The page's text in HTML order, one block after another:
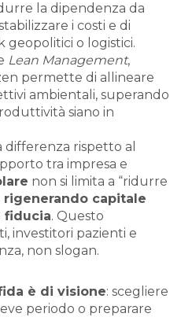
la dipendenza da
i costi e di
geopolitici o logistici.
Lean Management,
permette di allineare
ambientali, superando
siano in
differenza rispetto al
tra impresa e
non si limita a “ridurre
rigenerando capitale
fiducia. Questo
investitori pazienti e
non slogan.
è di visione: scegliere
periodo o preparare